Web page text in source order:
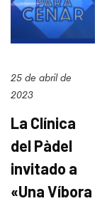
25 de abril de
2023
La Clínica
del Pàdel
invitado a
«Una Víbora